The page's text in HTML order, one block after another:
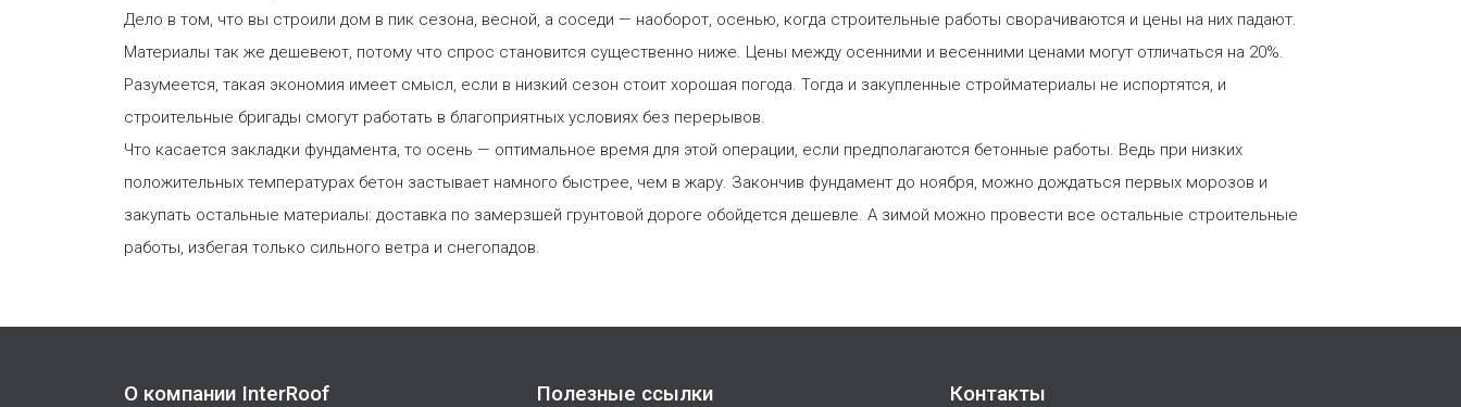
Дело в том, что вы строили дом в пик сезона, весной, а соседи — наоборот, осенью, когда строительные работы сворачиваются и цены на них падают.
Материалы так же дешевеют, потому что спрос становится существенно ниже. Цены между осенними и весенними ценами могут отличаться на 20%.
Разумеется, такая экономия имеет смысл, если в низкий сезон стоит хорошая погода. Тогда и закупленные стройматериалы не испортятся, и
строительные бригады смогут работать в благоприятных условиях без перерывов.
Что касается закладки фундамента, то осень — оптимальное время для этой операции, если предполагаются бетонные работы. Ведь при низких
положительных температурах бетон застывает намного быстрее, чем в жару. Закончив фундамент до ноября, можно дождаться первых морозов и
закупать остальные материалы: доставка по замерзшей грунтовой дороге обойдется дешевле. А зимой можно провести все остальные строительные
работы, избегая только сильного ветра и снегопадов.
О компании InterRoof Полезные ссылки Контакты